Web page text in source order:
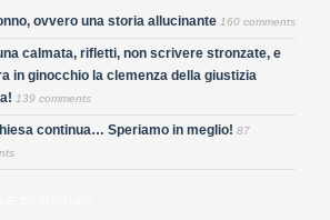
ovvero una storia allucinante 160 comments
calmata, rifletti, non scrivere stronzate, e
in ginocchio la clemenza della giustizia
139 comments
continua… Speriamo in meglio! 87